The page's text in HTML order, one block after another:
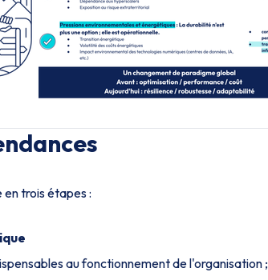
trois étapes :
au fonctionnement de l'organisation ;